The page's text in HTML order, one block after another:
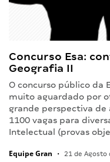
Concurso Esa:
Geografia II
O concurso público da
muito aguardado por
grande perspectiva de
1100 vagas para
Intelectual (provas
Equipe Gran • 21 de Agosto